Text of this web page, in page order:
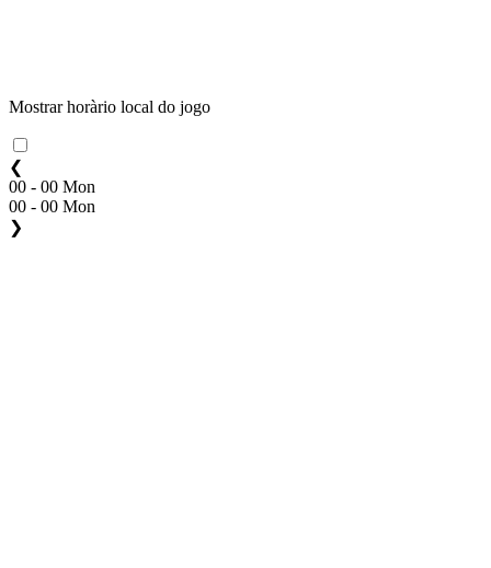
Mostrar horàrio local do jogo
❮
00 - 00 Mon
00 - 00 Mon
❯